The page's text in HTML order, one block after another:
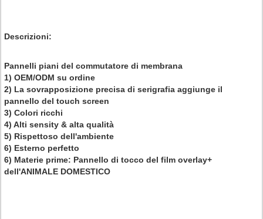
Descrizioni:
Pannelli piani del commutatore di membrana
1) OEM/ODM su ordine
2) La sovrapposizione precisa di serigrafia aggiunge il
pannello del touch screen
3) Colori ricchi
4) Alti sensity & alta qualità
5) Rispettoso dell'ambiente
6) Esterno perfetto
6) Materie prime: Pannello di tocco del film overlay+
dell'ANIMALE DOMESTICO